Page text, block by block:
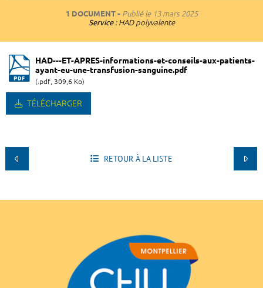
1 DOCUMENT Publié le13 mars 2025
Service : HAD polyvalente
HAD---ET-APRES-informations-et-conseils-aux-patients-
ayant-eu-une-transfusion-sanguine.pdf
(.pdf, 309,6 Ko)
TÉLÉCHARGER
RETOUR À LA LISTE